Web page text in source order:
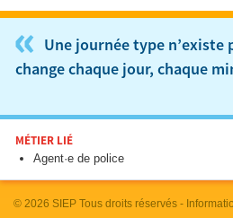
« Une journée type n’existe
change chaque jour, chaque
MÉTIER LIÉ
Agent·e de police
© 2026 SIEP Tous droits réservés -